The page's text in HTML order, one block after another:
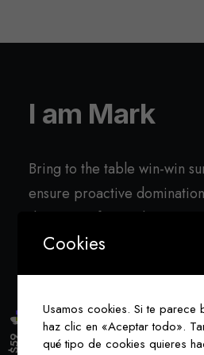
I am Mark
Bring to the table win-win
ensure proactive
day, going forward, a new
evolved from generation.
Hello!
Cookies
Usamos cookies. Si te parece
haz clic en «Aceptar todo».
qué tipo de cookies quieres